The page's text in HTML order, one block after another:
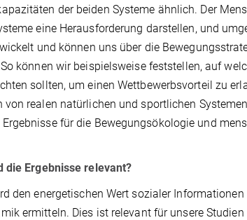
der beiden Systeme ähnlich. Der
eine Herausforderung darstellen, und
und können uns über die
können wir beispielsweise feststellen, auf
sollten, um einen Wettbewerbsvorteil zu
von realen natürlichen und sportlichen
für die Bewegungsökologie und
die Ergebnisse relevant?
den energetischen Wert sozialer
ermitteln. Dies ist relevant für unsere